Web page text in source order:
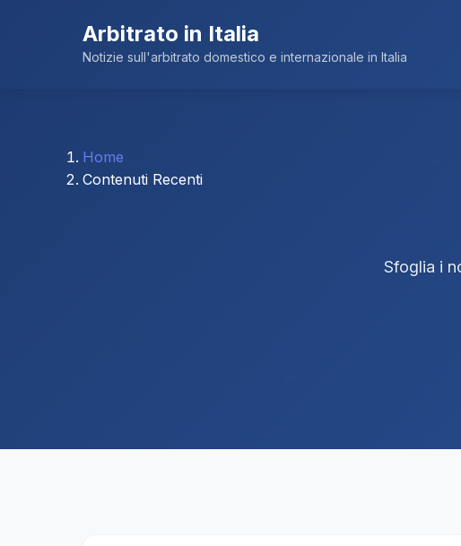
Arbitrato in Italia
Notizie sull'arbitrato domestico e internazionale in Italia
Home
Contenuti Recenti
Sfoglia i